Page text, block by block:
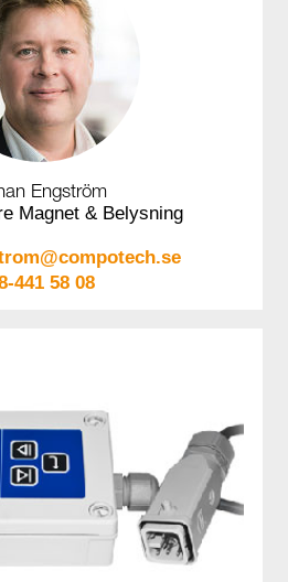
Engström
Magnet & Belysning
441 58 08